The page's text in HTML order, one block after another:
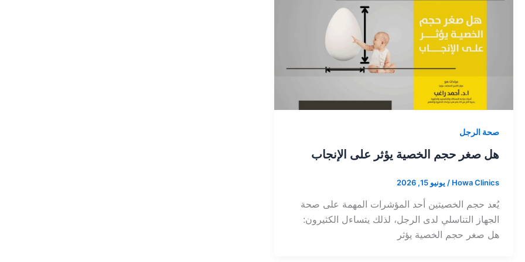
صحة الرجل
هل صغر حجم الخصية يؤثر على الإنجاب
Howa Clinics
/ يونيو 15, 2026
يُعد حجم الخصيتين أحد المؤشرات المهمة على صحة
الجهاز التناسلي لدى الرجل، لذلك يتساءل الكثيرون:
هل صغر حجم الخصية يؤثر